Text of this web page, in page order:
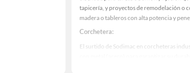
tapicería, y proyectos de remodelación o
madera o tableros con alta potencia y
Corchetera:
El surtido de Sodimac en corcheteras
modelos manuales son versátiles, a